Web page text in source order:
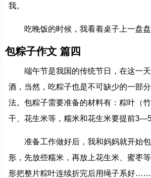
我。
吃晚饭的时候，我看着桌子上一盘
包粽子作文 篇四
端午节是我国的传统节日，在这一
酒，当然，吃粽子也是不可缺少的一部
法。包粽子需要准备的材料有：粽叶（
干、花生米等，糯米和花生米要提前
准备工作做好后，我和妈妈就开始
形，先放些糯米，再放上花生米、蜜枣
形把整片粽叶连续折完后用绳子系好